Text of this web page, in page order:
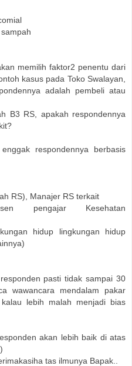
memilih faktor2 penentu dari
kasus pada Toko Swalayan,
adalah pembeli atau
B3 RS, apakah respondennya
respondennya berbasis
RS), Manajer RS terkait
pengajar Kesehatan
hidup lingkungan hidup
pasti tidak sampai 30
wawancara mendalam pakar
lebih malah menjadi bias
akan lebih baik di atas
tas ilmunya Bapak..